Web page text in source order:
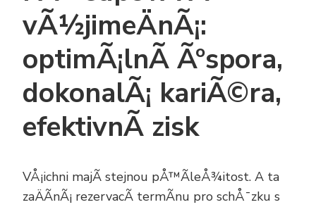
vÃ½jimeÄnÃ¡:
optimÃ¡lnÃ­ Ãºspora,
dokonalÃ¡ kariÃ©ra,
efektivnÃ­ zisk
VÅ¡ichni majÃ­ stejnou pÅ™Ã­leÅ¾itost. A ta
zaÄÃ­nÃ¡ rezervacÃ­ termÃ­nu pro schÅ¯zku s